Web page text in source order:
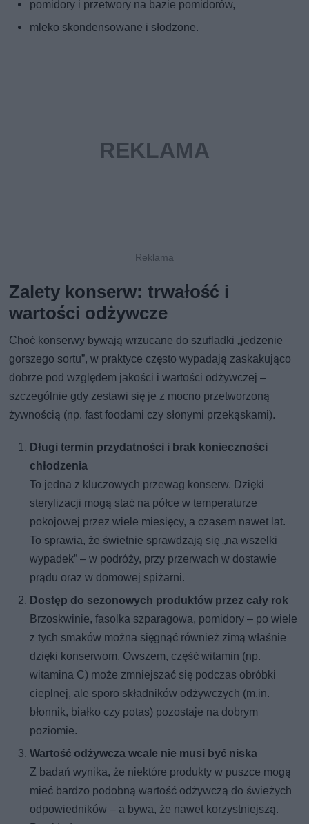
pomidory i przetwory na bazie pomidorów,
mleko skondensowane i słodzone.
Zalety konserw: trwałość i
wartości odżywcze
Choć konserwy bywają wrzucane do szufladki „jedzenie
gorszego sortu”, w praktyce często wypadają zaskakująco
dobrze pod względem jakości i wartości odżywczej –
szczególnie gdy zestawi się je z mocno przetworzoną
żywnością (np. fast foodami czy słonymi przekąskami).
Długi termin przydatności i brak konieczności
chłodzenia
To jedna z kluczowych przewag konserw. Dzięki
sterylizacji mogą stać na półce w temperaturze
pokojowej przez wiele miesięcy, a czasem nawet lat.
To sprawia, że świetnie sprawdzają się „na wszelki
wypadek” – w podróży, przy przerwach w dostawie
prądu oraz w domowej spiżarni.
Dostęp do sezonowych produktów przez cały rok
Brzoskwinie, fasolka szparagowa, pomidory – po wiele
z tych smaków można sięgnąć również zimą właśnie
dzięki konserwom. Owszem, część witamin (np.
witamina C) może zmniejszać się podczas obróbki
cieplnej, ale sporo składników odżywczych (m.in.
błonnik, białko czy potas) pozostaje na dobrym
poziomie.
Wartość odżywcza wcale nie musi być niska
Z badań wynika, że niektóre produkty w puszce mogą
mieć bardzo podobną wartość odżywczą do świeżych
odpowiedników – a bywa, że nawet korzystniejszą.